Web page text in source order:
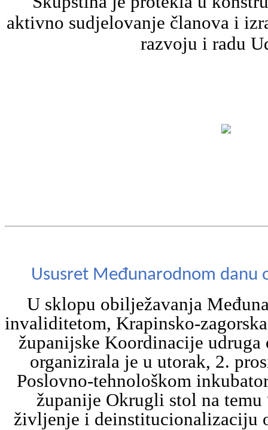
aktivno sudjelovanje članova i
razvoju i radu
Ususret Međunarodnom danu
U sklopu obilježavanja
invaliditetom, Krapinsko-
županijske Koordinacije
organizirala je u utorak, 2.
Poslovno-tehnološkom
županije Okrugli stol na temu
življenje i deinstitucionalizaciju